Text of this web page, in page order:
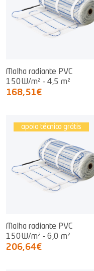
Malha radiante PVC
150W/m² - 4,5 m²
168,51€
apoio técnico grátis
Malha radiante PVC
150W/m² - 6,0 m²
206,64€